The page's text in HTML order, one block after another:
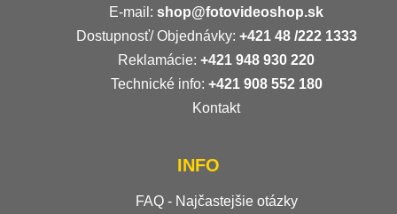
E-mail: shop@fotovideoshop.sk
Dostupnosť/ Objednávky: +421 48 /222 1333
Reklamácie: +421 948 930 220
Technické info: +421 908 552 180
Kontakt
INFO
FAQ - Najčastejšie otázky